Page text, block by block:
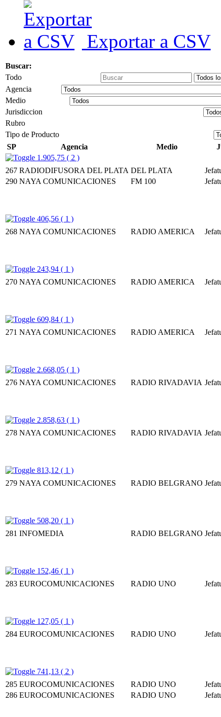
Exportar a CSV
Buscar:
Todo
Agencia
Medio
Jurisdiccion
Rubro
Tipo de Producto
SP
Agencia Medio
1.905,75 ( 2 )
267 RADIODIFUSORA DEL PLATA DEL PLATA
290 NAYA COMUNICACIONES FM 100
406,56 ( 1 )
268 NAYA COMUNICACIONES RADIO AMERICA
243,94 ( 1 )
270 NAYA COMUNICACIONES RADIO AMERICA
609,84 ( 1 )
271 NAYA COMUNICACIONES RADIO AMERICA
2.668,05 ( 1 )
276 NAYA COMUNICACIONES RADIO RIVADAVIA
2.858,63 ( 1 )
278 NAYA COMUNICACIONES RADIO RIVADAVIA
813,12 ( 1 )
279 NAYA COMUNICACIONES RADIO BELGRANO
508,20 ( 1 )
281 INFOMEDIA RADIO BELGRANO
152,46 ( 1 )
283 EUROCOMUNICACIONES RADIO UNO
127,05 ( 1 )
284 EUROCOMUNICACIONES RADIO UNO
741,13 ( 2 )
285 EUROCOMUNICACIONES RADIO UNO
286 EUROCOMUNICACIONES RADIO UNO